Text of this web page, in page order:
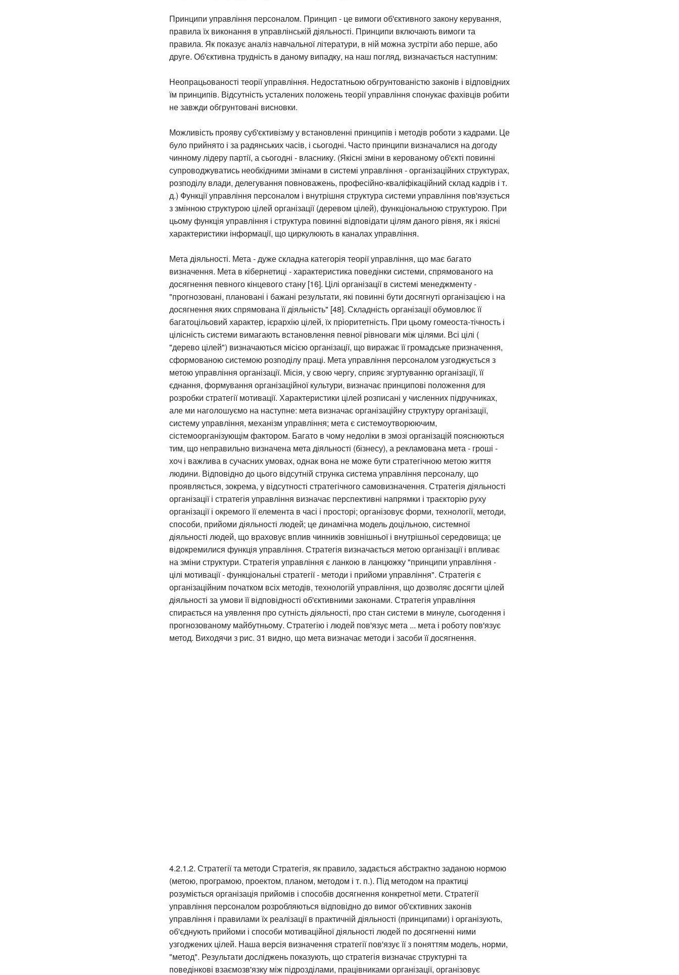
Принципи управління персоналом. Принцип - це вимоги об'єктивного закону керування,
правила їх виконання в управлінській діяльності. Принципи включають вимоги та
правила. Як показує аналіз навчальної літератури, в ній можна зустріти або перше, або
друге. Об'єктивна трудність в даному випадку, на наш погляд, визначається наступним:
Неопрацьованості теорії управління. Недостатньою обгрунтованістю законів і відповідних
їм принципів. Відсутність усталених положень теорії управління спонукає фахівців робити
не завжди обгрунтовані висновки.
Можливість прояву суб'єктивізму у встановленні принципів і методів роботи з кадрами. Це
було прийнято і за радянських часів, і сьогодні. Часто принципи визначалися на догоду
чинному лідеру партії, а сьогодні - власнику. (Якісні зміни в керованому об'єкті повинні
супроводжуватись необхідними змінами в системі управління - організаційних структурах,
розподілу влади, делегування повноважень, професійно-кваліфікаційний склад кадрів і т.
д.) Функції управління персоналом і внутрішня структура системи управління пов'язується
з змінною структурою цілей організації (деревом цілей), функціональною структурою. При
цьому функція управління і структура повинні відповідати цілям даного рівня, як і якісні
характеристики інформації, що циркулюють в каналах управління.
Мета діяльності. Мета - дуже складна категорія теорії управління, що має багато
визначення. Мета в кібернетиці - характеристика поведінки системи, спрямованого на
досягнення певного кінцевого стану [16]. Цілі організації в системі менеджменту -
"прогнозовані, плановані і бажані результати, які повинні бути досягнуті організацією і на
досягнення яких спрямована її діяльність" [48]. Складність організації обумовлює її
багатоцільовий характер, ієрархію цілей, їх пріоритетність. При цьому гомеоста-тічность і
цілісність системи вимагають встановлення певної рівноваги між цілями. Всі цілі (
"дерево цілей") визначаються місією організації, що виражає її громадське призначення,
сформованою системою розподілу праці. Мета управління персоналом узгоджується з
метою управління організації. Місія, у свою чергу, сприяє згуртуванню організації, її
єднання, формування організаційної культури, визначає принципові положення для
розробки стратегії мотивації. Характеристики цілей розписані у численних підручниках,
але ми наголошуємо на наступне: мета визначає організаційну структуру організації,
систему управління, механізм управління; мета є системоутворюючим,
сістемоорганізующім фактором. Багато в чому недоліки в змозі організацій пояснюються
тим, що неправильно визначена мета діяльності (бізнесу), а рекламована мета - гроші -
хоч і важлива в сучасних умовах, однак вона не може бути стратегічною метою життя
людини. Відповідно до цього відсутній струнка система управління персоналу, що
проявляється, зокрема, у відсутності стратегічного самовизначення. Стратегія діяльності
організації і стратегія управління визначає перспективні напрямки і траєкторію руху
організації і окремого її елемента в часі і просторі; організовує форми, технології, методи,
способи, прийоми діяльності людей; це динамічна модель доцільною, системної
діяльності людей, що враховує вплив чинників зовнішньої і внутрішньої середовища; це
відокремилися функція управління. Стратегія визначається метою організації і впливає
на зміни структури. Стратегія управління є ланкою в ланцюжку "принципи управління -
цілі мотивації - функціональні стратегії - методи і прийоми управління". Стратегія є
організаційним початком всіх методів, технологій управління, що дозволяє досягти цілей
діяльності за умови її відповідності об'єктивними законами. Стратегія управління
спирається на уявлення про сутність діяльності, про стан системи в минуле, сьогодення і
прогнозованому майбутньому. Стратегію і людей пов'язує мета ... мета і роботу пов'язує
метод. Виходячи з рис. 31 видно, що мета визначає методи і засоби її досягнення.
4.2.1.2. Стратегії та методи Стратегія, як правило, задається абстрактно заданою нормою
(метою, програмою, проектом, планом, методом і т. п.). Під методом на практиці
розуміється організація прийомів і способів досягнення конкретної мети. Стратегії
управління персоналом розробляються відповідно до вимог об'єктивних законів
управління і правилами їх реалізації в практичній діяльності (принципами) і організують,
об'єднують прийоми і способи мотиваційної діяльності людей по досягненні ними
узгоджених цілей. Наша версія визначення стратегії пов'язує її з поняттям модель, норми,
"метод". Результати досліджень показують, що стратегія визначає структурні та
поведінкові взаємозв'язку між підрозділами, працівниками організації, організовує